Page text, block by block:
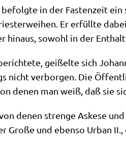
befolg­te in der Fasten­zeit
Er erfüll­te
hin­aus, sowohl in der
gei­ßel­te sich
nicht ver­bor­gen. Die
denen man weiß, daß sie
denen stren­ge Aske­se
Gro­ße und eben­so Urban